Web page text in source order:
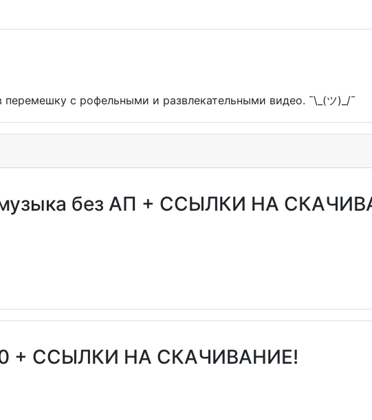
перемешку с рофельными и развлекательными видео. ¯\_(ツ)_/¯
музыка без АП + ССЫЛКИ НА
+ ССЫЛКИ НА СКАЧИВАНИЕ!